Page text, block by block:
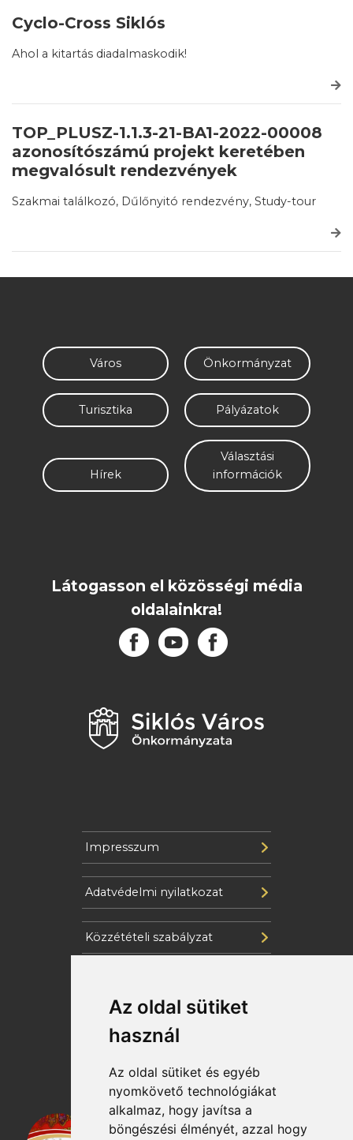
Az oldal sütiket
használ
Az oldal sütiket és egyéb
nyomkövető technológiákat
alkalmaz, hogy javítsa a
böngészési élményét, azzal hogy
Cyclo-Cross Siklós
Ahol a kitartás diadalmaskodik!
TOP_PLUSZ-1.1.3-21-BA1-2022-00008
azonosítószámú projekt keretében
megvalósult rendezvények
Szakmai találkozó, Dűlőnyitó rendezvény, Study-tour
Város Önkormányzat
Turisztika Pályázatok
Hírek
Választási
információk
Látogasson el közösségi média
oldalainkra!
Impresszum
Adatvédelmi nyilatkozat
Közzétételi szabályzat
Katasztrófavédelem